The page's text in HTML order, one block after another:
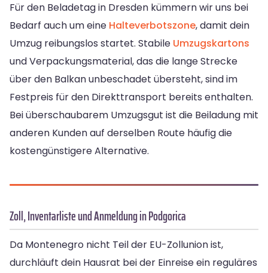
Für den Beladetag in Dresden kümmern wir uns bei
Bedarf auch um eine Halteverbotszone, damit dein
Umzug reibungslos startet. Stabile Umzugskartons
und Verpackungsmaterial, das die lange Strecke
über den Balkan unbeschadet übersteht, sind im
Festpreis für den Direkttransport bereits enthalten.
Bei überschaubarem Umzugsgut ist die Beiladung mit
anderen Kunden auf derselben Route häufig die
kostengünstigere Alternative.
Zoll, Inventarliste und Anmeldung in Podgorica
Da Montenegro nicht Teil der EU-Zollunion ist,
durchläuft dein Hausrat bei der Einreise ein reguläres